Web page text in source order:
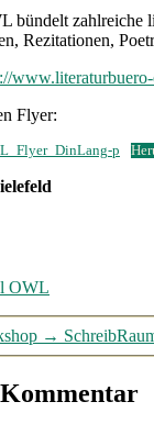
bündelt zahlreiche
Rezitationen,
Flyer:
p
OWL
→